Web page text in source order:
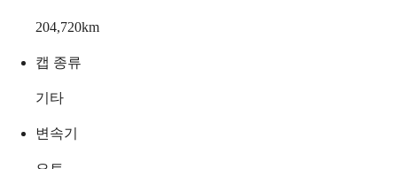
204,720km
캡 종류
기타
변속기